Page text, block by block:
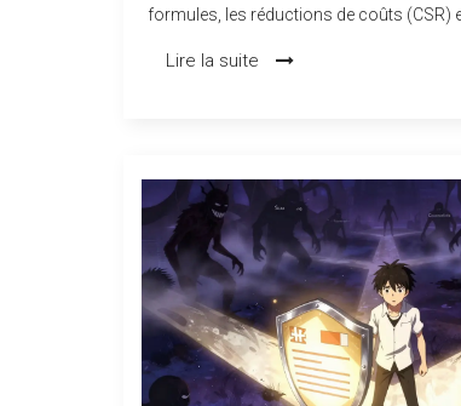
formules, les réductions de coûts (CSR)
Lire la suite